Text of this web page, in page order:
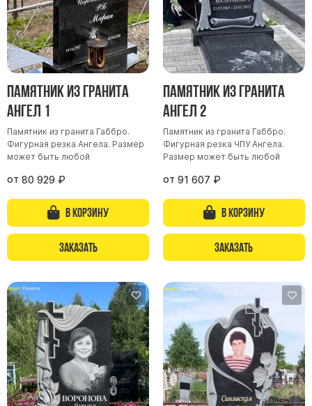
Скульптуры, барельефы и бюсты из бронзы
Колумбарий
Недорогие памятники
Памятники с фотокерамикой
Памятники животным
Памятники младенцу
Памятники двойные
Памятники женщине
Памятники маме
Памятники жене
Памятники девушке
Памятники дедушке
Памятники мужу
Памятники отцу
Памятники парню
Памятники сыну
Памятник из гранита
Ангел 1
Памятник из гранита Габбро.
Фигурная резка Ангела. Размер
может быть любой
от 80 929 ₽
В корзину
Заказать
Памятник из гранита
Ангел 2
Памятник из гранита Габбро.
Фигурная резка ЧПУ Ангела.
Размер может быть любой
от 91 607 ₽
В корзину
Заказать